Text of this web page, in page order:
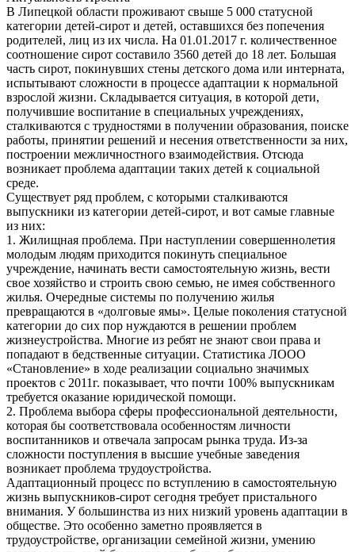
В Липецкой области проживают свыше 5 000 статусной
категории детей-сирот и детей, оставшихся без попечения
родителей, лиц из их числа. На 01.01.2017 г. количественное
соотношение сирот составило 3560 детей до 18 лет. Большая
часть сирот, покинувших стены детского дома или интерната,
испытывают сложности в процессе адаптации к нормальной
взрослой жизни. Складывается ситуация, в которой дети,
получившие воспитание в специальных учреждениях,
сталкиваются с трудностями в получении образования, поиске
работы, принятии решений и несения ответственности за них,
построении межличностного взаимодействия. Отсюда
возникает проблема адаптации таких детей к социальной
среде.
Существует ряд проблем, с которыми сталкиваются
выпускники из категории детей-сирот, и вот самые главные
из них:
1. Жилищная проблема. При наступлении совершеннолетия
молодым людям приходится покинуть специальное
учреждение, начинать вести самостоятельную жизнь, вести
свое хозяйство и строить свою семью, не имея собственного
жилья. Очередные системы по получению жилья
превращаются в «долговые ямы». Целые поколения статусной
категории до сих пор нуждаются в решении проблем
жизнеустройства. Многие из ребят не знают свои права и
попадают в бедственные ситуации. Статистика ЛООО
«Становление» в ходе реализации социально значимых
проектов с 2011г. показывает, что почти 100% выпускникам
требуется оказание юридической помощи.
2. Проблема выбора сферы профессиональной деятельности,
которая бы соответствовала особенностям личности
воспитанников и отвечала запросам рынка труда. Из-за
сложности поступления в высшие учебные заведения
возникает проблема трудоустройства.
Адаптационный процесс по вступлению в самостоятельную
жизнь выпускников-сирот сегодня требует пристального
внимания. У большинства из них низкий уровень адаптации в
обществе. Это особенно заметно проявляется в
трудоустройстве, организации семейной жизни, умению